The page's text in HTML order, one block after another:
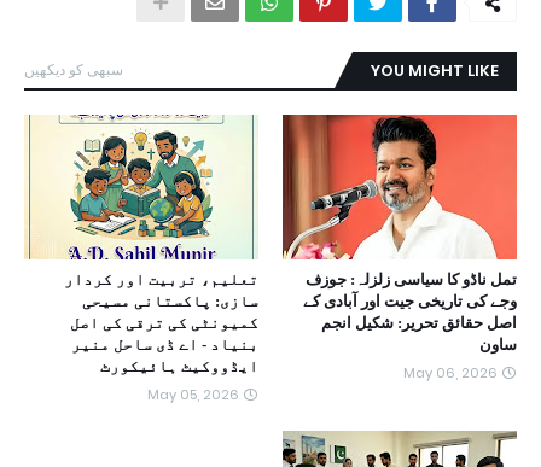
YOU MIGHT LIKE سبھی کو دیکھیں
تمل ناڈو کا سیاسی زلزلہ: جوزف
وجے کی تاریخی جیت اور آبادی کے
اصل حقائق تحریر: شکیل انجم
ساون
May 06, 2026
تعلیم، تربیت اور کردار
سازی: پاکستانی مسیحی
کمیونٹی کی ترقی کی اصل
بنیاد - اے ڈی ساحل منیر
ایڈووکیٹ ہائیکورٹ
May 05, 2026